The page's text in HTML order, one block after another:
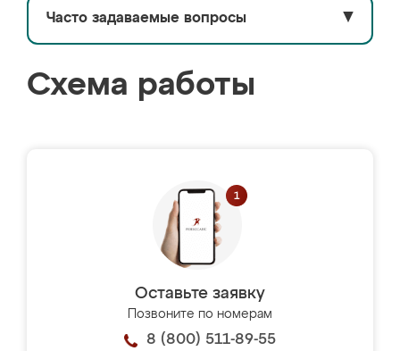
Часто задаваемые вопросы ▼
Схема работы
Оставьте заявку
Позвоните по номерам
8 (800) 511-89-55